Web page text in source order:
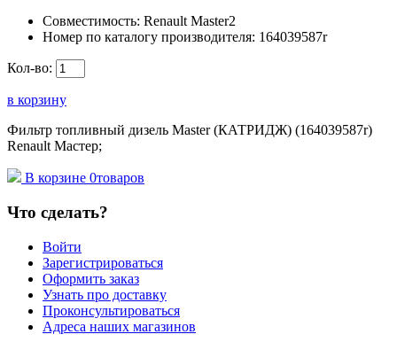
Совместимость: Renault Master2
Номер по каталогу производителя: 164039587r
Кол-во:
в корзину
Фильтр топливный дизель Master (КАТРИДЖ) (164039587r)
Renault Мастер;
В корзине 0товаров
Что сделать?
Войти
Зарегистрироваться
Оформить заказ
Узнать про доставку
Проконсультироваться
Адреса наших магазинов